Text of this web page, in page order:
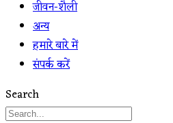
जीवन-शैली
अन्य
हमारे बारे में
संपर्क करें
Search